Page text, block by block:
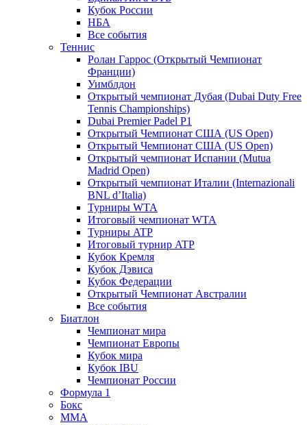
Кубок России
НБА
Все события
Теннис
Ролан Гаррос (Открытый Чемпионат
Франции)
Уимблдон
Открытый чемпионат Дубая (Dubai Duty Free
Tennis Championships)
Dubai Premier Padel P1
Открытый Чемпионат США (US Open)
Открытый Чемпионат США (US Open)
Открытый чемпионат Испании (Mutua
Madrid Open)
Открытый чемпионат Италии (Internazionali
BNL d’Italia)
Турниры WTA
Итоговый чемпионат WTA
Турниры ATP
Итоговый турнир ATP
Кубок Кремля
Кубок Дэвиса
Кубок Федерации
Открытый Чемпионат Австралии
Все события
Биатлон
Чемпионат мира
Чемпионат Европы
Кубок мира
Кубок IBU
Чемпионат России
Формула 1
Бокс
MMA